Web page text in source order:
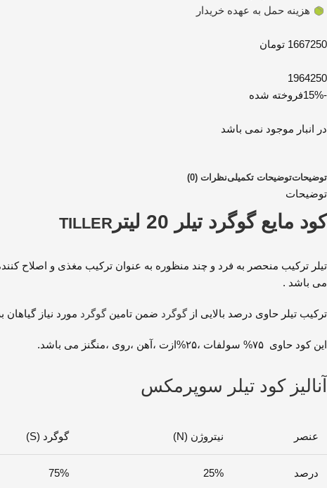
هزینه حمل به عهده خریدار
1667250 تومان
1964250
-15%
فروخته شده
در انبار موجود نمی باشد
توضیحاتتوضیحات تکمیلینظرات (0)
توضیحات
کود مایع گوگرد تیلر 20 لیتر TILLER
تیلر ترکیب منحصر به فرد و چند منظوره به عنوان ترکیب مغذی و اصلاح
می باشد .
ترکیب تیلر حاوی درصد بالایی ازگوگرد ضمن تامینگوگرد مورد نیاز
این کود حاوی ۷۵% سولفات ،۲۵%ازت ،آهن ،روی ،منگنز می باشد.
آنالیز کود تیلر سوپرمکس
عنصر نیتروژن (N) گوگرد (S)
درصد 25%
75%